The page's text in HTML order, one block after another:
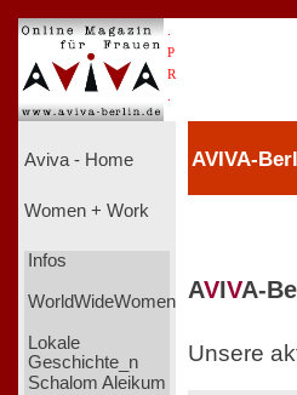
P
R
Aviva - Home
Women + Work
Infos
WorldWideWomen
Lokale
Geschichte_n
Schalom Aleikum
AVIVA-
AVIVA-
Unsere